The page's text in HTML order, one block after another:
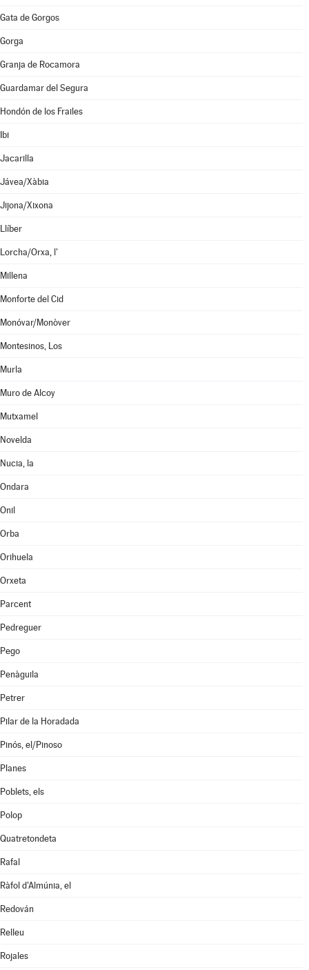
Gata de Gorgos
Gorga
Granja de Rocamora
Guardamar del Segura
Hondón de los Frailes
Ibi
Jacarilla
Jávea/Xàbia
Jijona/Xixona
Llíber
Lorcha/Orxa, l'
Millena
Monforte del Cid
Monóvar/Monòver
Montesinos, Los
Murla
Muro de Alcoy
Mutxamel
Novelda
Nucia, la
Ondara
Onil
Orba
Orihuela
Orxeta
Parcent
Pedreguer
Pego
Penàguila
Petrer
Pilar de la Horadada
Pinós, el/Pinoso
Planes
Poblets, els
Polop
Quatretondeta
Rafal
Ràfol d'Almúnia, el
Redován
Relleu
Rojales